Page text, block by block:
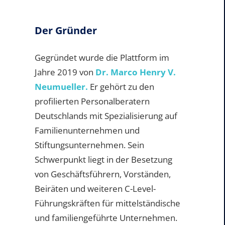
Der Gründer
Gegründet wurde die Plattform im
Jahre 2019 von Dr. Marco Henry V.
Neumueller. Er gehört zu den
profilierten Personalberatern
Deutschlands mit Spezialisierung auf
Familienunternehmen und
Stiftungsunternehmen. Sein
Schwerpunkt liegt in der Besetzung
von Geschäftsführern, Vorständen,
Beiräten und weiteren C-Level-
Führungskräften für mittelständische
und familiengeführte Unternehmen.